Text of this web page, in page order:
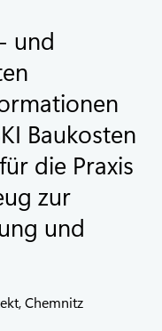
und
Baukosten
die Praxis
zur
und
Chemnitz